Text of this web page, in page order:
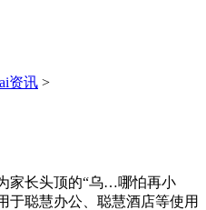
ai资讯 >
长头顶的“乌…哪怕再小
于聪慧办公、聪慧酒店等使用